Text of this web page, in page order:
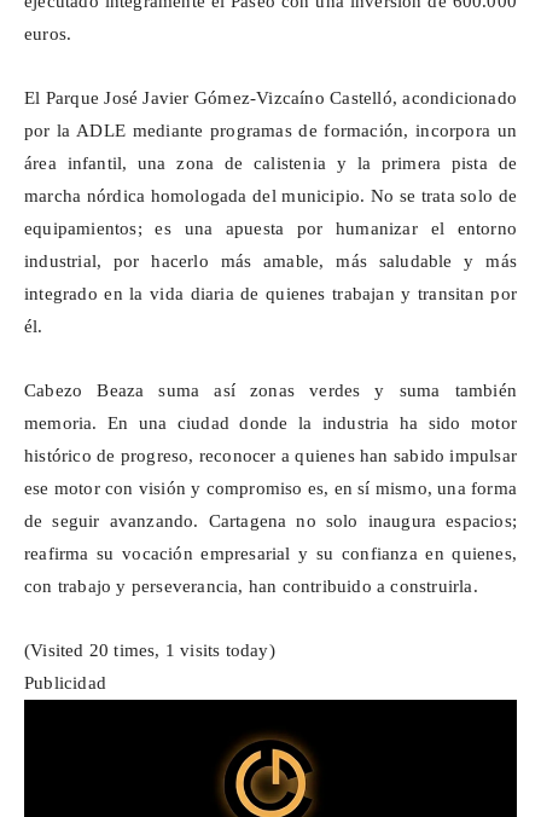
euros.
El Parque José Javier Gómez-Vizcaíno Castelló, acondicionado
por la ADLE mediante programas de formación, incorpora un
área infantil, una zona de calistenia y la primera pista de
marcha nórdica homologada del municipio. No se trata solo de
equipamientos; es una apuesta por humanizar el entorno
industrial, por hacerlo más amable,más saludable y más
integrado en la vida diaria de quienes trabajan y transitan por
él.
CabezoBeaza suma así zonas verdes y suma también
memoria. En una ciudad donde la industria ha sido motor
histórico de progreso, reconocer a quienes han sabido impulsar
ese motor con visión y compromiso es, en sí mismo, una forma
de seguir avanzando. Cartagena no solo inaugura espacios;
reafirma su vocación empresarial y su confianza en quienes,
con trabajo y perseverancia, han contribuido a construirla.
(Visited 20 times, 1 visits today)
Publicidad